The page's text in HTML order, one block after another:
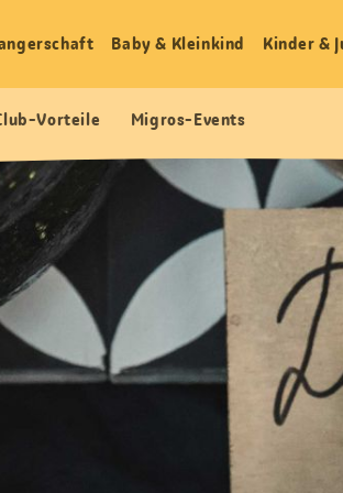
Baby & Kleinkind Kinder &
Vorteile Migros-Events